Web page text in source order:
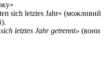
sich letztes Jahr» (можливий
letztes Jahr getrennt» (вони